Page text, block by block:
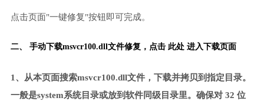
点击页面"一键修复"按钮即可完成。
二、 手动下载msvcr100.dll文件修复， 点击 此处 进入下载页面
1、从本页面搜索msvcr100.dll文件，下载并拷贝到指定目录。
一般是system系统目录或放到软件同级目录里。确保对 32 位